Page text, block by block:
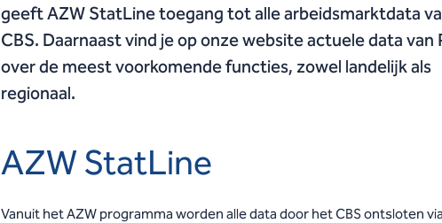
geeft AZW StatLine toegang tot alle arbeidsmarktdata
CBS. Daarnaast vind je op onze website actuele data van
over de meest voorkomende functies, zowel landelijk als
regionaal.
AZW StatLine
Vanuit het AZW programma worden alle data door het CBS ontsloten